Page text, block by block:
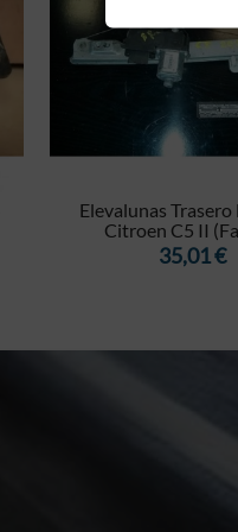
Elevalunas Trasero
Citroen C5 II
Precio
35,01 €
